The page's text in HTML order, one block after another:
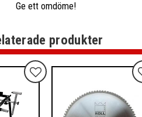
Ge ett omdöme!
produkter
Lägg till i favoriter